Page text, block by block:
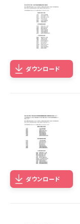
ダウンロード
ダウンロード